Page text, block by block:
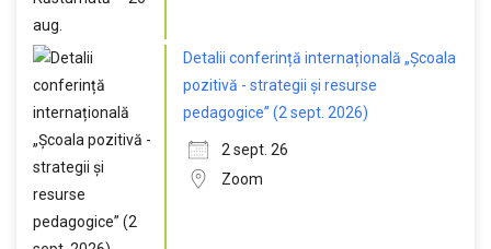
Detalii conferință internațională „Școala
pozitivă - strategii și resurse
pedagogice” (2 sept. 2026)
2 sept. 26
Zoom